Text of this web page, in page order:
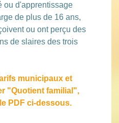
ou d'apprentissage
de plus de 16 ans,
ou ont perçu des
de slaires des trois
municipaux et
"Quotient familial",
PDF ci-dessous.